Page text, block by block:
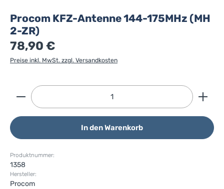
Procom KFZ-Antenne 144-175MHz (MH
2-ZR)
78,90 €
Preise inkl. MwSt. zzgl. Versandkosten
Produkt Anzahl: Gib den gewünschten Wert ein
In den Warenkorb
Produktnummer:
1358
Hersteller:
Procom